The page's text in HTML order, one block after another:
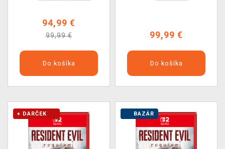
Edition
94,99 €
99,99 €
Do košíka
99,99 €
Do košíka
+ DARČEK BAZÁR